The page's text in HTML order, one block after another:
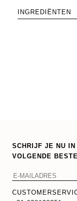
INGREDIËNTEN
SCHRIJF JE NU
VOLGENDE